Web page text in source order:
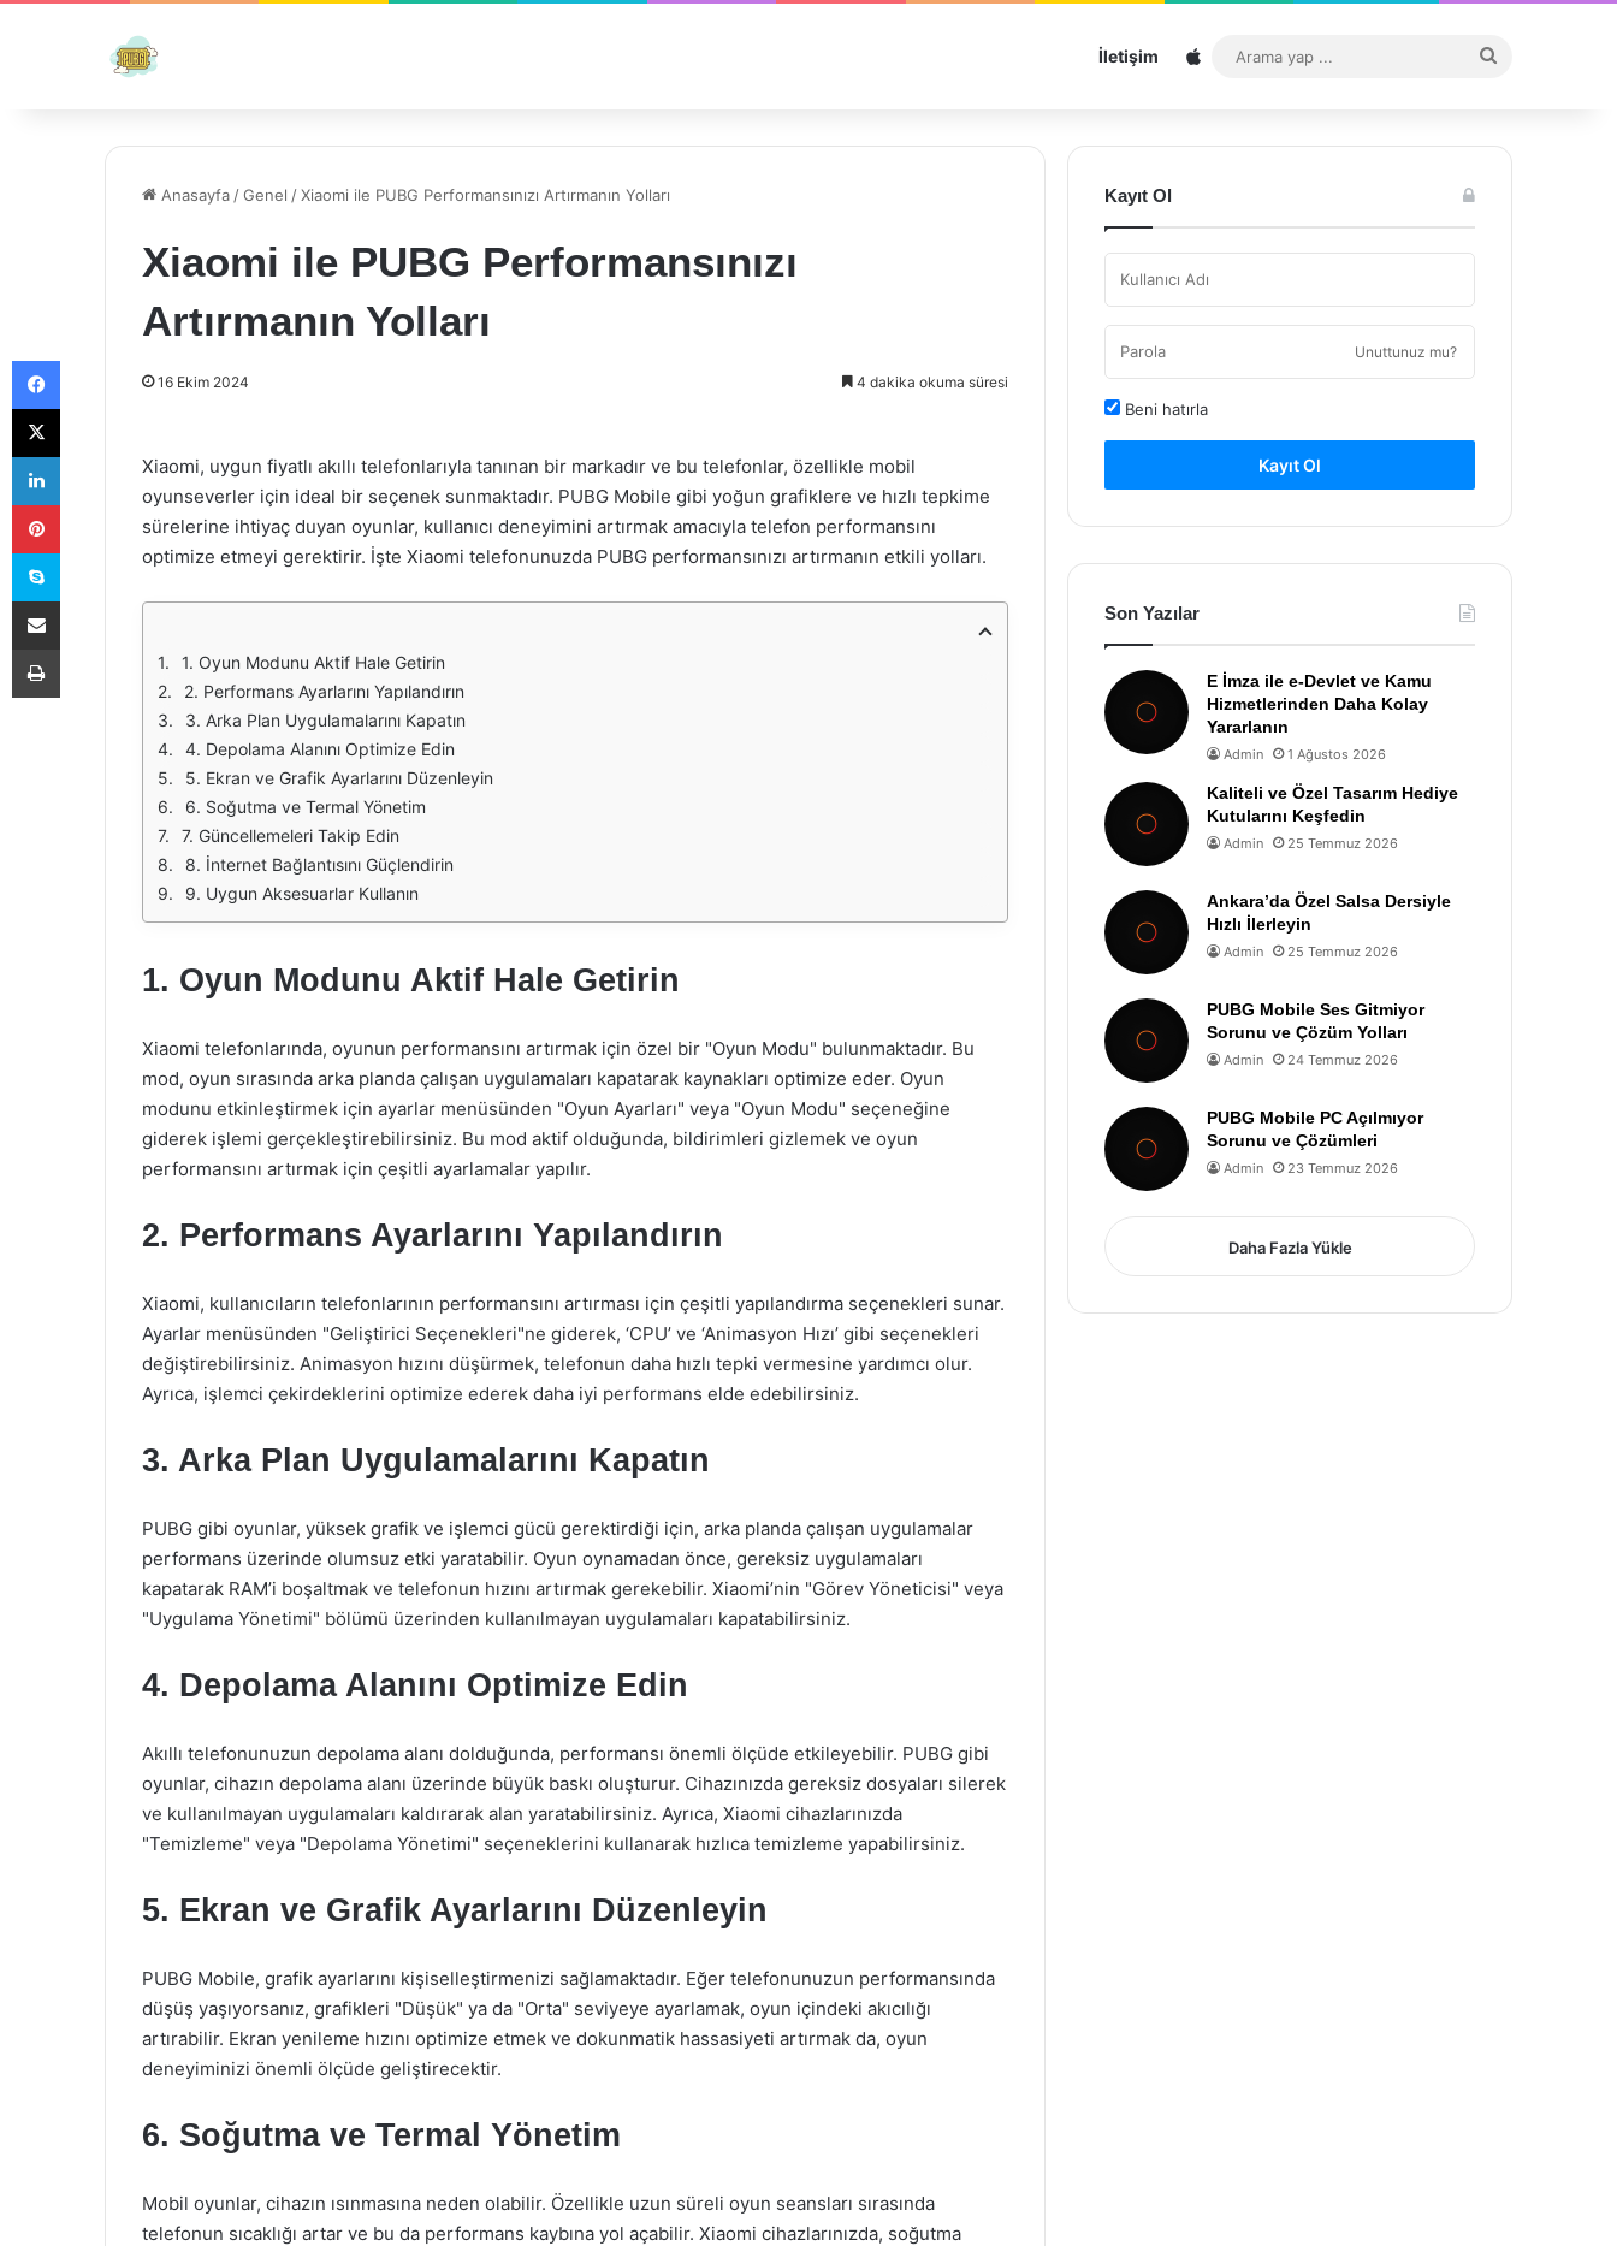
İletişim Sitemap
...
Anasayfa /Genel /Xiaomi ile PUBG Performansınızı Artırmanın Yolları
Xiaomi ile PUBG Performansınızı
Artırmanın Yolları
16 Ekim 2024 4 dakika okuma süresi
Xiaomi, uygun fiyatlı akıllı telefonlarıyla tanınan bir markadır ve bu telefonlar, özellikle mobil
oyunseverler için ideal bir seçenek sunmaktadır. PUBG Mobile gibi yoğun grafiklere ve hızlı tepkime
sürelerine ihtiyaç duyan oyunlar, kullanıcı deneyimini artırmak amacıyla telefon performansını
optimize etmeyi gerektirir. İşte Xiaomi telefonunuzda PUBG performansınızı artırmanın etkili yolları.
1. Oyun Modunu Aktif Hale Getirin
2. Performans Ayarlarını Yapılandırın
3. Arka Plan Uygulamalarını Kapatın
4. Depolama Alanını Optimize Edin
5. Ekran ve Grafik Ayarlarını Düzenleyin
6. Soğutma ve Termal Yönetim
7. Güncellemeleri Takip Edin
8. İnternet Bağlantısını Güçlendirin
9. Uygun Aksesuarlar Kullanın
1. Oyun Modunu Aktif Hale Getirin
Xiaomi telefonlarında, oyunun performansını artırmak için özel bir "Oyun Modu" bulunmaktadır. Bu
mod, oyun sırasında arka planda çalışan uygulamaları kapatarak kaynakları optimize eder. Oyun
modunu etkinleştirmek için ayarlar menüsünden "Oyun Ayarları" veya "Oyun Modu" seçeneğine
giderek işlemi gerçekleştirebilirsiniz. Bu mod aktif olduğunda, bildirimleri gizlemek ve oyun
performansını artırmak için çeşitli ayarlamalar yapılır.
2. Performans Ayarlarını Yapılandırın
Xiaomi, kullanıcıların telefonlarının performansını artırması için çeşitli yapılandırma seçenekleri sunar.
Ayarlar menüsünden "Geliştirici Seçenekleri"ne giderek, ‘CPU’ ve ‘Animasyon Hızı’ gibi seçenekleri
değiştirebilirsiniz. Animasyon hızını düşürmek, telefonun daha hızlı tepki vermesine yardımcı olur.
Ayrıca, işlemci çekirdeklerini optimize ederek daha iyi performans elde edebilirsiniz.
3. Arka Plan Uygulamalarını Kapatın
PUBG gibi oyunlar, yüksek grafik ve işlemci gücü gerektirdiği için, arka planda çalışan uygulamalar
performans üzerinde olumsuz etki yaratabilir. Oyun oynamadan önce, gereksiz uygulamaları
kapatarak RAM’i boşaltmak ve telefonun hızını artırmak gerekebilir. Xiaomi’nin "Görev Yöneticisi" veya
"Uygulama Yönetimi" bölümü üzerinden kullanılmayan uygulamaları kapatabilirsiniz.
4. Depolama Alanını Optimize Edin
Akıllı telefonunuzun depolama alanı dolduğunda, performansı önemli ölçüde etkileyebilir. PUBG gibi
oyunlar, cihazın depolama alanı üzerinde büyük baskı oluşturur. Cihazınızda gereksiz dosyaları silerek
ve kullanılmayan uygulamaları kaldırarak alan yaratabilirsiniz. Ayrıca, Xiaomi cihazlarınızda
"Temizleme" veya "Depolama Yönetimi" seçeneklerini kullanarak hızlıca temizleme yapabilirsiniz.
5. Ekran ve Grafik Ayarlarını Düzenleyin
PUBG Mobile, grafik ayarlarını kişiselleştirmenizi sağlamaktadır. Eğer telefonunuzun performansında
düşüş yaşıyorsanız, grafikleri "Düşük" ya da "Orta" seviyeye ayarlamak, oyun içindeki akıcılığı
artırabilir. Ekran yenileme hızını optimize etmek ve dokunmatik hassasiyeti artırmak da, oyun
deneyiminizi önemli ölçüde geliştirecektir.
6. Soğutma ve Termal Yönetim
Mobil oyunlar, cihazın ısınmasına neden olabilir. Özellikle uzun süreli oyun seansları sırasında
telefonun sıcaklığı artar ve bu da performans kaybına yol açabilir. Xiaomi cihazlarınızda, soğutma
Kayıt Ol
Unuttunuz mu?
Beni hatırla
Kayıt Ol
Son Yazılar
E İmza ile e-Devlet ve Kamu
Hizmetlerinden Daha Kolay
Yararlanın
Admin 1 Ağustos 2026
Kaliteli ve Özel Tasarım Hediye
Kutularını Keşfedin
Admin 25 Temmuz 2026
Ankara’da Özel Salsa Dersiyle
Hızlı İlerleyin
Admin 25 Temmuz 2026
PUBG Mobile Ses Gitmiyor
Sorunu ve Çözüm Yolları
Admin 24 Temmuz 2026
PUBG Mobile PC Açılmıyor
Sorunu ve Çözümleri
Admin 23 Temmuz 2026
Daha Fazla Yükle
Facebook
X
LinkedIn
Pinterest
Skype
E-Posta ile paylaş